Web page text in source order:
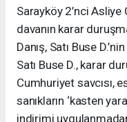
Sarayköy 2’nci
davanın karar
Danış, Satı Buse
Satı Buse D., karar
Cumhuriyet savcısı,
sanıkların ‘kasten
indirimi